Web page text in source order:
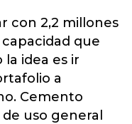
con 2,2 millones
que
idea es ir
a
Cemento
uso general